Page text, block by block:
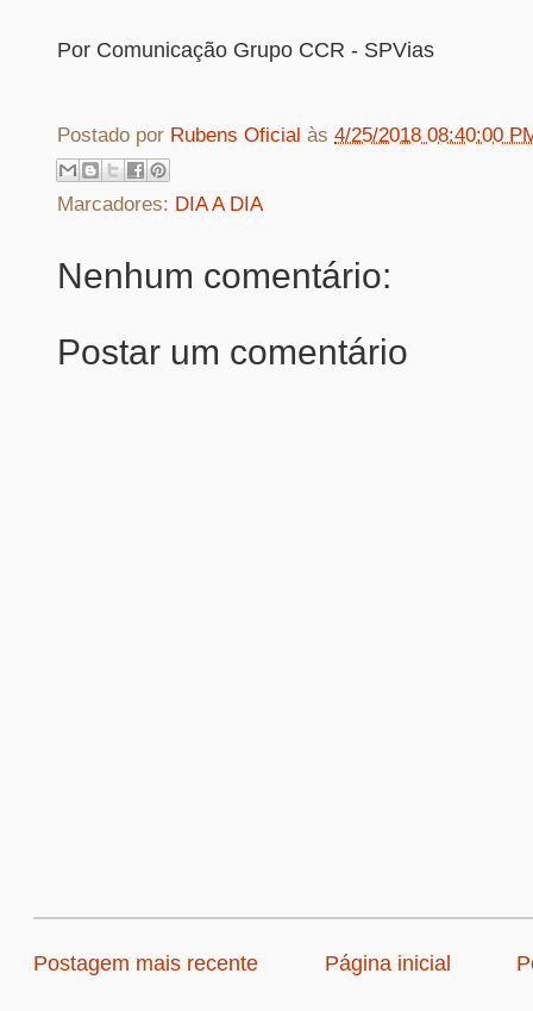
Por Comunicação Grupo CCR - SPVias
Postado por Rubens Oficial às 4/25/2018 08:40:00
Marcadores: DIA A DIA
Nenhum comentário:
Postar um comentário
Postagem mais recente Página inicial